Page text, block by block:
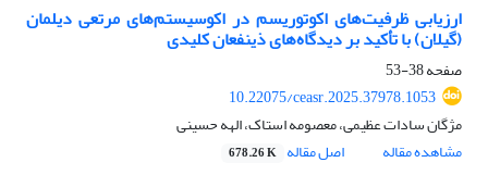
ارزیابی ظرفیت‌های اکوتوریسم در اکوسیستم‌های مرتعی دیلمان
(گیلان) با تأکید بر دیدگاه‌های ذینفعان کلیدی
صفحه38-53
10.22075/ceasr.2025.37978.1053
مژگان سادات عظیمی، معصومه استاک، الهه حسینی
مشاهده مقاله
اصل مقاله 678.26 K